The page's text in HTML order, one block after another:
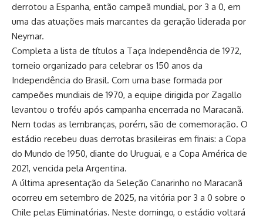
derrotou a Espanha, então campeã mundial, por 3 a 0, em
uma das atuações mais marcantes da geração liderada por
Neymar.
Completa a lista de títulos a Taça Independência de 1972,
torneio organizado para celebrar os 150 anos da
Independência do Brasil. Com uma base formada por
campeões mundiais de 1970, a equipe dirigida por Zagallo
levantou o troféu após campanha encerrada no Maracanã.
Nem todas as lembranças, porém, são de comemoração. O
estádio recebeu duas derrotas brasileiras em finais: a Copa
do Mundo de 1950, diante do Uruguai, e a Copa América de
2021, vencida pela Argentina.
A última apresentação da Seleção Canarinho no Maracanã
ocorreu em setembro de 2025, na vitória por 3 a 0 sobre o
Chile pelas Eliminatórias. Neste domingo, o estádio voltará